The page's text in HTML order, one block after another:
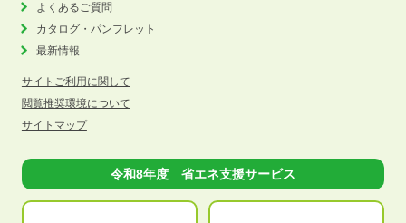
よくあるご質問
カタログ・パンフレット
最新情報
サイトご利用に関して
閲覧推奨環境について
サイトマップ
令和8年度 省エネ支援サービス